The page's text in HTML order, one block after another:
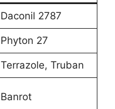
Daconil 2787
Phyton 27
Terrazole, Truban
Banrot